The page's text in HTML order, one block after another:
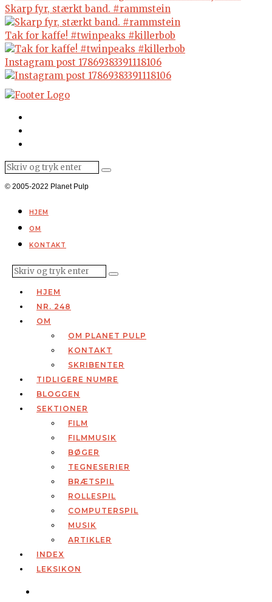
Skarp fyr, stærkt band. #rammstein
Tak for kaffe! #twinpeaks #killerbob
Instagram post 17869383391118106
© 2005-2022 Planet Pulp
HJEM
OM
KONTAKT
HJEM
NR. 248
OM
OM PLANET PULP
KONTAKT
SKRIBENTER
TIDLIGERE NUMRE
BLOGGEN
SEKTIONER
FILM
FILMMUSIK
BØGER
TEGNESERIER
BRÆTSPIL
ROLLESPIL
COMPUTERSPIL
MUSIK
ARTIKLER
INDEX
LEKSIKON